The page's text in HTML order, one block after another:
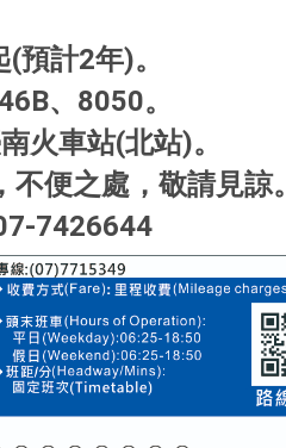
預計2年)。
、8050。
火車站(北站)。
不便之處，敬請見諒。
7426644